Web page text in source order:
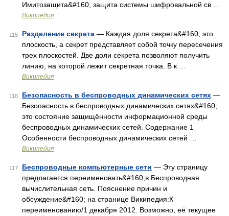
Имитозащита&#160; защита системы шифровальной св …
Википедия
115 Разделение секрета — Каждая доля секрета&#160; это
плоскость, а секрет представляет собой точку пересечения
трех плоскостей. Две доли секрета позволяют получить
линию, на которой лежит секретная точка. В к …
Википедия
116 Безопасность в беспроводных динамических сетях —
Безопасность в беспроводных динамических сетях&#160;
это состояние защищённости информационной среды
беспроводных динамических сетей. Содержание 1
Особенности беспроводных динамических сетей …
Википедия
117 Беспроводные компьютерные сети — Эту страницу
предлагается переименовать&#160;в Беспроводная
вычислительная сеть. Пояснение причин и
обсуждение&#160; на странице Википедия:К
переименованию/1 декабря 2012. Возможно, её текущее